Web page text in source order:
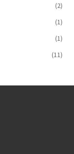
(2)
(1)
(1)
(11)